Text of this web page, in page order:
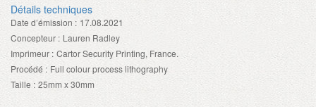
Détails techniques
Date d’émission : 17.08.2021
Concepteur : Lauren Radley
Imprimeur : Cartor Security Printing, France.
Procédé : Full colour process lithography
Taille : 25mm x 30mm